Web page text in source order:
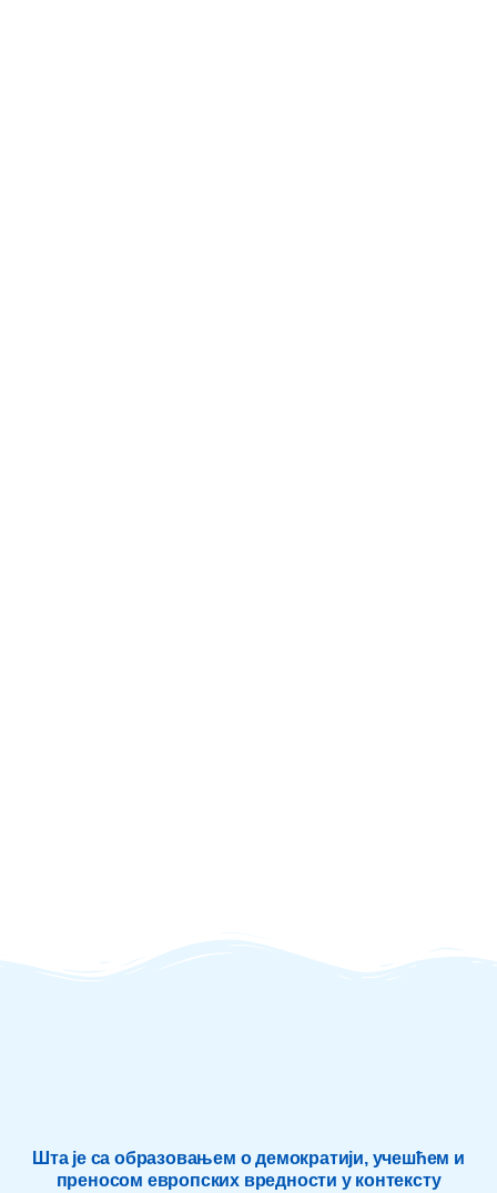
Шта је са образовањем о демократији, учешћем и
преносом европских вредности у контексту